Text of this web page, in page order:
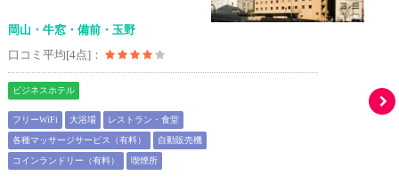
岡山・牛窓・備前・玉野
口コミ平均[4点]：
ビジネスホテル
フリーWiFi 大浴場 レストラン・食堂
各種マッサージサービス（有料） 自動販売機
コインランドリー（有料） 喫煙所